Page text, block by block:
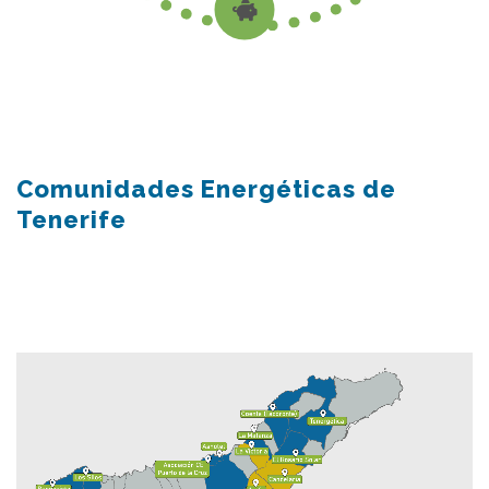
Comunidades Energéticas de
Tenerife